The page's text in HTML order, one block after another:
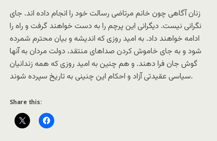
زنان آگاهی چون خانم مرتاضی رسالت خود را انجام داده اند. جای
نگرانی نیست. دیگرانی این پرچم را به دست خواهند گرفت و راه را
ادامه خواهند داد. به امید روزی که اندیشه و بیان محترم شمرده
شود و به جای خاموش کردن صداهای منتقد، دولت مردان به آنها
گوش جان فرا دهند. و هم چنین به امید روزی که همه زندانیان
سیاسی عقیدتی آزاد و احکام این چنینی به تاریخ سپرده شوند.
Share this: